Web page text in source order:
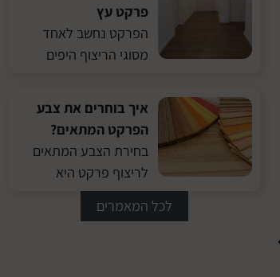
פרקט עץ
הפרקט נחשב לאחד
מסוגי הריצוף היפים
איך בוחרים את צבע
הפרקט המתאים?
בחירת הצבע המתאים
לריצוף פרקט היא
לכל המאמרים